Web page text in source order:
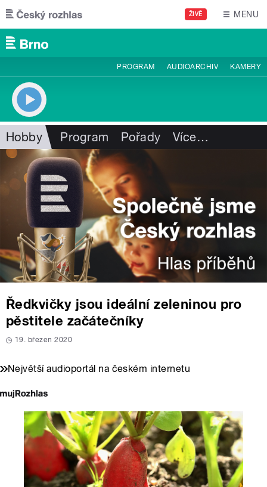
Přejít k hlavnímu obsahu
ŽIVĚ MENU
PROGRAM AUDIOARCHIV KAMERY
Hobby Program Pořady Více…
Ředkvičky jsou ideální zeleninou pro
pěstitele začátečníky
19. březen 2020
Největší audioportál na českém internetu